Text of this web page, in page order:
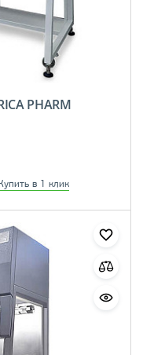
PHARM
в 1 клик